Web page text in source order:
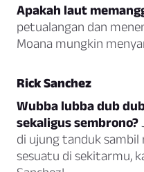
Apakah laut
petualangan dan
Moana mungkin
Rick Sanchez
Wubba lubba dub
sekaligus sembrono?
di ujung tanduk sambil
sesuatu di sekitarmu,